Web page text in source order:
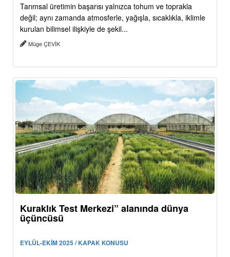
Tarımsal üretimin başarısı yalnızca tohum ve toprakla
değil; aynı zamanda atmosferle, yağışla, sıcaklıkla, iklimle
kurulan bilimsel ilişkiyle de şekil...
Müge ÇEVİK
Kuraklık Test Merkezi” alanında dünya
üçüncüsü
EYLÜL-EKİM 2025 / KAPAK KONUSU